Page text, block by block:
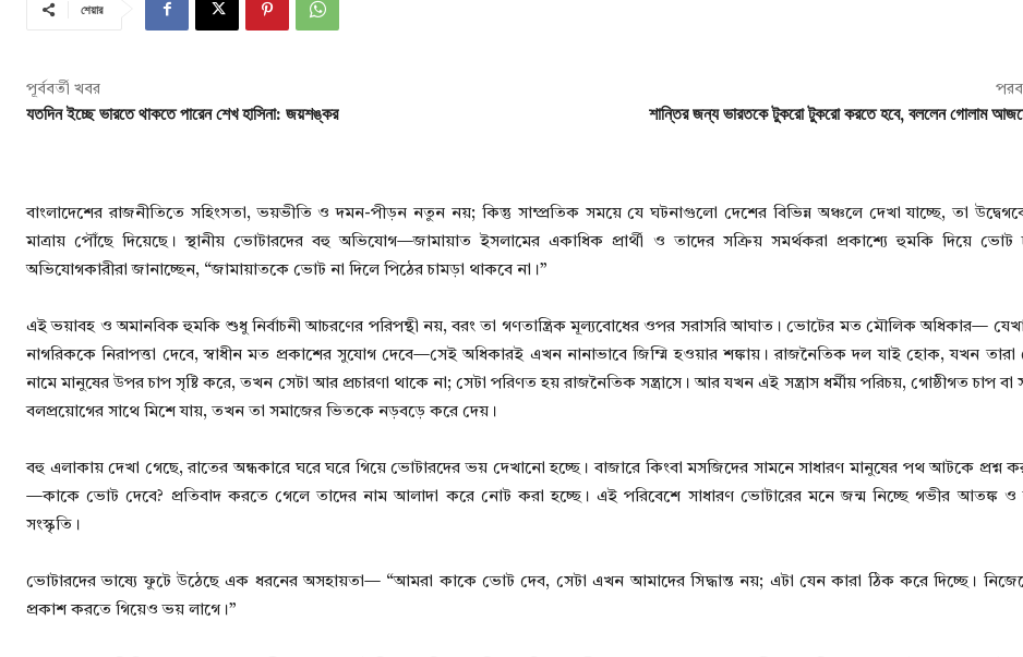
শেয়ার
পূর্ববর্তী খবর
যতদিন ইচ্ছে ভারতে থাকতে পারেন শেখ হাসিনা: জয়শঙ্কর শান্তির জন্য ভারতকে টুকরো টুকরো করতে হবে, বললেন গোলাম
বাংলাদেশের রাজনীতিতে সহিংসতা, ভয়ভীতি ও দমন-পীড়ন নতুন নয়; কিন্তু সাম্প্রতিক সময়ে যে ঘটনাগুলো দেশের বিভিন্ন অঞ্চলে দেখা যাচ্ছে, তা
মাত্রায় পৌঁছে দিয়েছে। স্থানীয় ভোটারদের বহু অভিযোগ—জামায়াত ইসলামের একাধিক প্রার্থী ও তাদের সক্রিয় সমর্থকরা প্রকাশ্যে হুমকি দিয়ে ভোট
অভিযোগকারীরা জানাচ্ছেন, “জামায়াতকে ভোট না দিলে পিঠের চামড়া থাকবে না।”
এই ভয়াবহ ও অমানবিক হুমকি শুধু নির্বাচনী আচরণের পরিপন্থী নয়, বরং তা গণতান্ত্রিক মূল্যবোধের ওপর সরাসরি আঘাত। ভোটের মত মৌলিক অধিকার—
নাগরিককে নিরাপত্তা দেবে, স্বাধীন মত প্রকাশের সুযোগ দেবে—সেই অধিকারই এখন নানাভাবে জিম্মি হওয়ার শঙ্কায়। রাজনৈতিক দল যাই হোক, যখন
নামে মানুষের উপর চাপ সৃষ্টি করে, তখন সেটা আর প্রচারণা থাকে না; সেটা পরিণত হয় রাজনৈতিক সন্ত্রাসে। আর যখন এই সন্ত্রাস ধর্মীয় পরিচয়, গোষ্ঠীগত চাপ বা
বলপ্রয়োগের সাথে মিশে যায়, তখন তা সমাজের ভিতকে নড়বড়ে করে দেয়।
বহু এলাকায় দেখা গেছে, রাতের অন্ধকারে ঘরে ঘরে গিয়ে ভোটারদের ভয় দেখানো হচ্ছে। বাজারে কিংবা মসজিদের সামনে সাধারণ মানুষের পথ আটকে প্রশ্ন
—কাকে ভোট দেবে? প্রতিবাদ করতে গেলে তাদের নাম আলাদা করে নোট করা হচ্ছে। এই পরিবেশে সাধারণ ভোটারের মনে জন্ম নিচ্ছে গভীর আতঙ্ক ও
সংস্কৃতি।
ভোটারদের ভাষ্যে ফুটে উঠেছে এক ধরনের অসহায়তা— “আমরা কাকে ভোট দেব, সেটা এখন আমাদের সিদ্ধান্ত নয়; এটা যেন কারা ঠিক করে দিচ্ছে।
প্রকাশ করতে গিয়েও ভয় লাগে।”